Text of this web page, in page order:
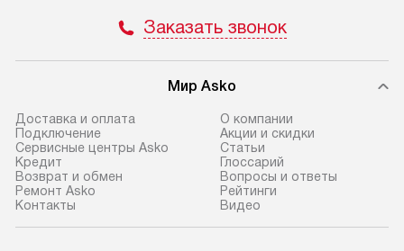
Заказать звонок
Мир Asko
Доставка и оплата
Подключение
Сервисные центры Asko
Кредит
Возврат и обмен
Ремонт Asko
Контакты
О компании
Акции и скидки
Статьи
Глоссарий
Вопросы и ответы
Рейтинги
Видео